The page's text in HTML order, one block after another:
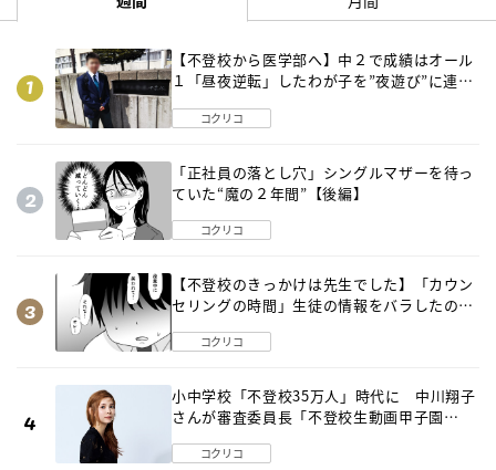
【不登校から医学部へ】中２で成績はオール
１「昼夜逆転」したわが子を”夜遊び”に連れ
コクリコ
「正社員の落とし穴」シングルマザーを待っ
ていた“魔の２年間”【後編】
コクリコ
【不登校のきっかけは先生でした】「カウン
セリングの時間」生徒の情報をバラしたの
コクリコ
小中学校「不登校35万人」時代に 中川翔子
さんが審査委員長「不登校生動画甲子園
コクリコ